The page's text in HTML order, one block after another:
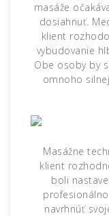
masáže
dosiahnuť.
klient
vybudovanie
Obe osoby by
omnoho
Masážne
klient
boli
navrhnúť